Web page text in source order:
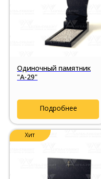
Одиночный памятник
"А-29"
Подробнее
Хит